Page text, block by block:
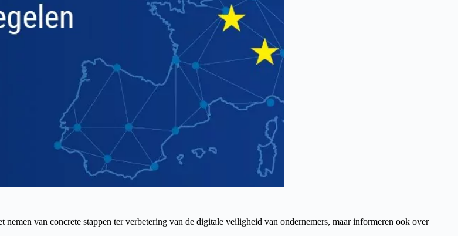
nemen van concrete stappen ter verbetering van de digitale veiligheid van ondernemers, maar informeren ook over